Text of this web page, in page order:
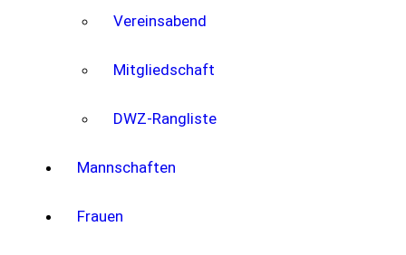
Vereinsabend
Mitgliedschaft
DWZ-Rangliste
Mannschaften
Frauen